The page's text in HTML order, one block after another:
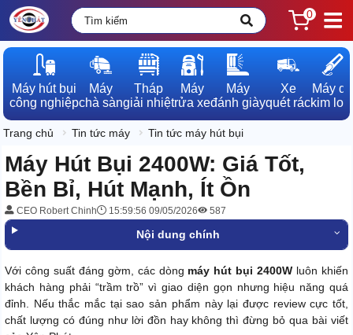
0
Máy hút bụi
công nghiệp
Máy
chà sàn
Tháp
giải nhiệt
Máy
rửa xe
Máy
đánh giày
Xe
quét rác
Máy dò
kim loại
Trang chủ Tin tức máy Tin tức máy hút bụi
Máy Hút Bụi 2400W: Giá Tốt,
Bền Bỉ, Hút Mạnh, Ít Ồn
CEO Robert Chinh 15:59:56 09/05/2026 587
Nội dung chính
Với công suất đáng gờm, các dòng máy hút bụi 2400W luôn khiến
khách hàng phải “trầm trồ” vì giao diện gọn nhưng hiệu năng quá
đỉnh. Nếu thắc mắc tại sao sản phẩm này lại được review cực tốt,
chất lượng có đúng như lời đồn hay không thì đừng bỏ qua bài viết